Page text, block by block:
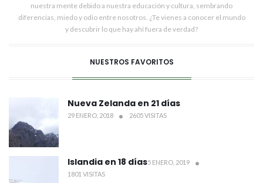
nuestra mente debido a nuestra educación y cultura, sembrando
diferencias, miedo y odio entre nosotros. ¿Te vienes a conocer el mundo
y descubrir lo que hay ahí fuera de verdad?
NUESTROS FAVORITOS
Nueva Zelanda en 21 días
29 ENERO, 2018 2605 VISITAS
Islandia en 18 días5 ENERO, 2019
1801 VISITAS